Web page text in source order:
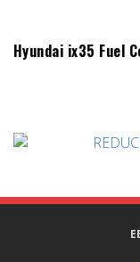
Hyundai ix35 Fuel